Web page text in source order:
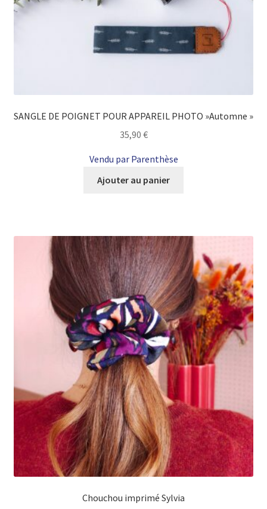
SANGLE DE POIGNET POUR APPAREIL PHOTO »Automne »
35,90 €
Vendu par Parenthèse
Ajouter au panier
Chouchou imprimé Sylvia